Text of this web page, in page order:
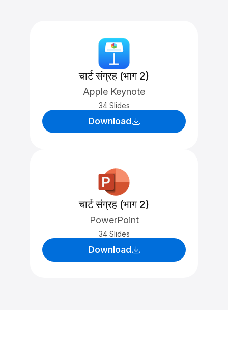
चार्ट संग्रह (भाग 2)
Apple Keynote
34 Slides
Download
चार्ट संग्रह (भाग 2)
PowerPoint
34 Slides
Download